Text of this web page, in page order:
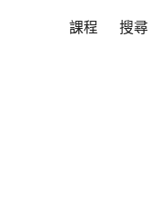
課程 搜尋